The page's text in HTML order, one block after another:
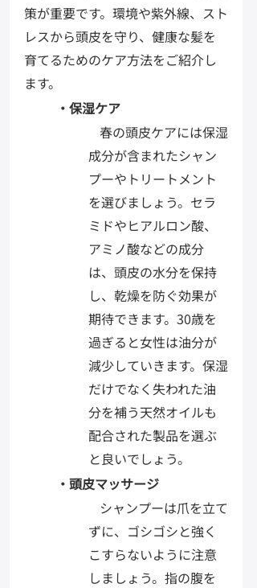
策が重要です。環境や紫外線、スト
レスから頭皮を守り、健康な髪を
育てるためのケア方法をご紹介し
ます。
・保湿ケア
春の頭皮ケアには保湿
成分が含まれたシャン
プーやトリートメント
を選びましょう。セラ
ミドやヒアルロン酸、
アミノ酸などの成分
は、頭皮の水分を保持
し、乾燥を防ぐ効果が
期待できます。30歳を
過ぎると女性は油分が
減少していきます。保湿
だけでなく失われた油
分を補う天然オイルも
配合された製品を選ぶ
と良いでしょう。
・頭皮マッサージ
シャンプーは爪を立て
ずに、ゴシゴシと強く
こすらないように注意
しましょう。指の腹を